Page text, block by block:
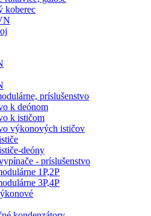
koberec
príslušenstvo
k deónom
k ističom
výkonových ističov
deóny
- príslušenstvo
1P,2P
3P,4P